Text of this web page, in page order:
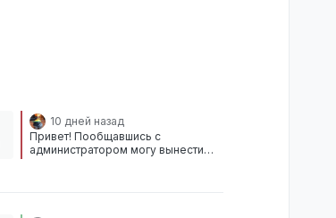
10 дней назад
Привет! Пообщавшись с
администратором могу вынести